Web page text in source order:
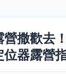
營撒歡去
位器露營